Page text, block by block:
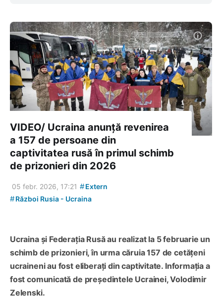
VIDEO/ Ucraina anunță revenirea
a 157 de persoane din
captivitatea rusă în primul schimb
de prizonieri din 2026
05 febr. 2026, 17:21 #Extern
#Război Rusia - Ucraina
Ucraina și Federația Rusă au realizat la 5 februarie un
schimb de prizonieri, în urma căruia 157 de cetățeni
ucraineni au fost eliberați din captivitate. Informația a
fost comunicată de președintele Ucrainei, Volodimir
Zelenski.